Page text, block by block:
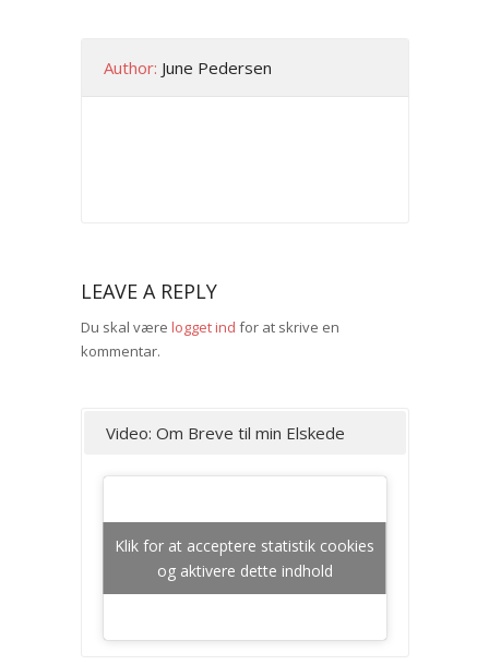
Author: June Pedersen
LEAVE A REPLY
Du skal være logget ind for at skrive en
kommentar.
Video: Om Breve til min Elskede
Klik for at acceptere statistik cookies
og aktivere dette indhold